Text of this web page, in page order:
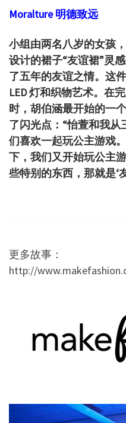
Moralture 明德致远
小组由两名八岁的女孩
设计的裙子“友谊裙”灵
了五年的友谊之情。 这
LED 灯和织物艺术。在
时，胡伯涵最开始的一
了闪光点： “怡萱和我从
们喜欢一起玩公主游戏
下，我们又开始玩公主
些特别的东西，那就是‘
更多故事：
http://